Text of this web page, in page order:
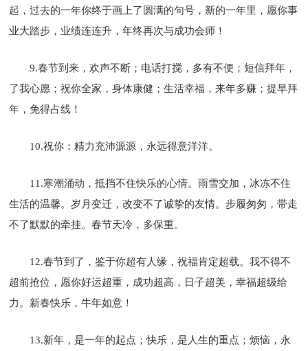
起，过去的一年你终于画上了圆满的句号，新的一年里，愿你事
业大踏步，业绩连连升，年终再次与成功会师！
9.春节到来，欢声不断；电话打搅，多有不便；短信拜年，
了我心愿；祝你全家，身体康健；生活幸福，来年多赚；提早拜
年，免得占线！
10.祝你：精力充沛源源，永远得意洋洋。
11.寒潮涌动，抵挡不住快乐的心情。雨雪交加，冰冻不住
生活的温馨。岁月变迁，改变不了诚挚的友情。步履匆匆，带走
不了默默的牵挂。春节天冷，多保重。
12.春节到了，鉴于你超有人缘，祝福肯定超载。我不得不
超前抢位，愿你好运超重，成功超高，日子超美，幸福超级给
力。新春快乐，牛年如意！
13.新年，是一年的起点；快乐，是人生的重点；烦恼，永